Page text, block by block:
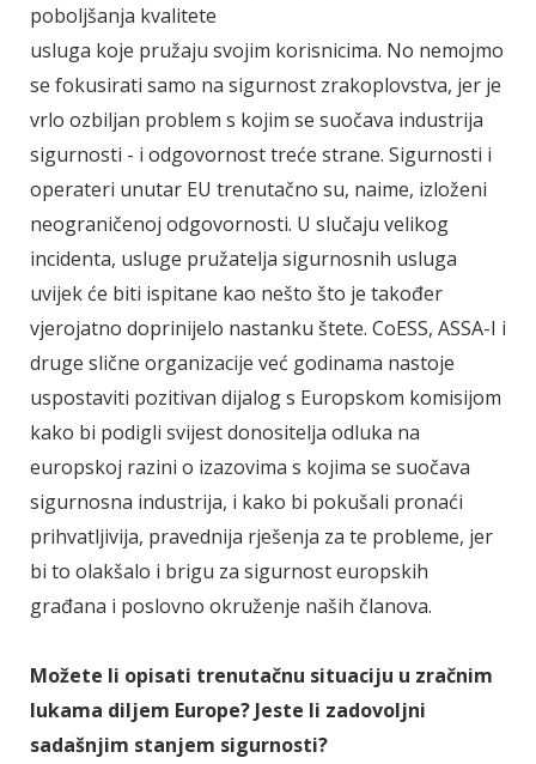
poboljšanja kvalitete
usluga koje pružaju svojim korisnicima. No nemojmo
se fokusirati samo na sigurnost zrakoplovstva, jer je
vrlo ozbiljan problem s kojim se suočava industrija
sigurnosti - i odgovornost treće strane. Sigurnosti i
operateri unutar EU trenutačno su, naime, izloženi
neograničenoj odgovornosti. U slučaju velikog
incidenta, usluge pružatelja sigurnosnih usluga
uvijek će biti ispitane kao nešto što je također
vjerojatno doprinijelo nastanku štete. CoESS, ASSA-I i
druge slične organizacije već godinama nastoje
uspostaviti pozitivan dijalog s Europskom komisijom
kako bi podigli svijest donositelja odluka na
europskoj razini o izazovima s kojima se suočava
sigurnosna industrija, i kako bi pokušali pronaći
prihvatljivija, pravednija rješenja za te probleme, jer
bi to olakšalo i brigu za sigurnost europskih
građana i poslovno okruženje naših članova.
Možete li opisati trenutačnu situaciju u zračnim
lukama diljem Europe? Jeste li zadovoljni
sadašnjim stanjem sigurnosti?